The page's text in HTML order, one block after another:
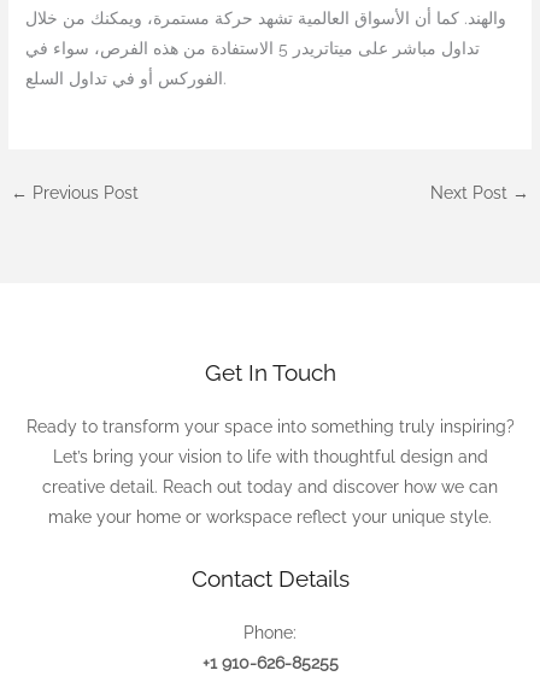
والهند. كما أن الأسواق العالمية تشهد حركة مستمرة، ويمكنك من خلال
تداول مباشر على ميتاتريدر 5 الاستفادة من هذه الفرص، سواء في
الفوركس أو في تداول السلع.
← Previous Post Next Post →
Get In Touch
Ready to transform your space into something truly inspiring?
Let’s bring your vision to life with thoughtful design and
creative detail. Reach out today and discover how we can
make your home or workspace reflect your unique style.
Contact Details
Phone:
+1 910-626-85255